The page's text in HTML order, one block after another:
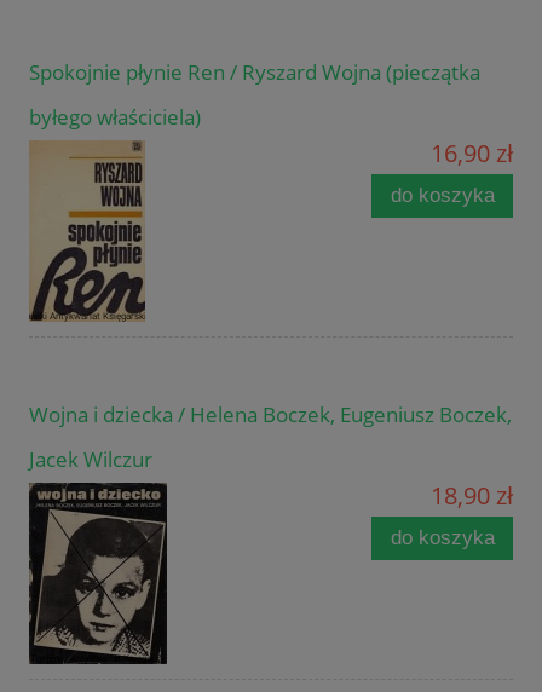
Spokojnie płynie Ren / Ryszard Wojna (pieczątka
byłego właściciela)
16,90 zł
do koszyka
Wojna i dziecka / Helena Boczek, Eugeniusz Boczek,
Jacek Wilczur
18,90 zł
do koszyka